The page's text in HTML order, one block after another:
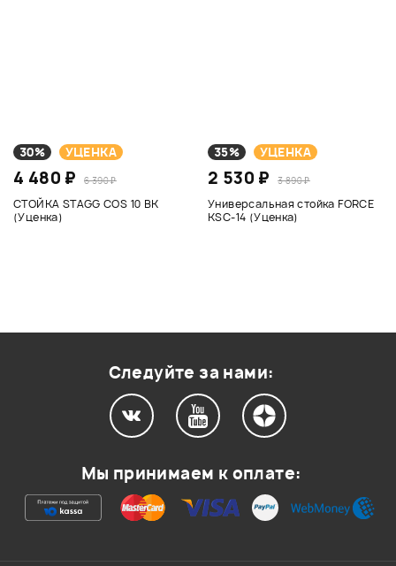
30% УЦЕНКА
4 480 ₽ 6 390 ₽
СТОЙКА STAGG COS 10 BK
(Уценка)
35% УЦЕНКА
2 530 ₽ 3 890 ₽
Универсальная стойка FORCE
KSC-14 (Уценка)
Следуйте за нами:
Мы принимаем к оплате: